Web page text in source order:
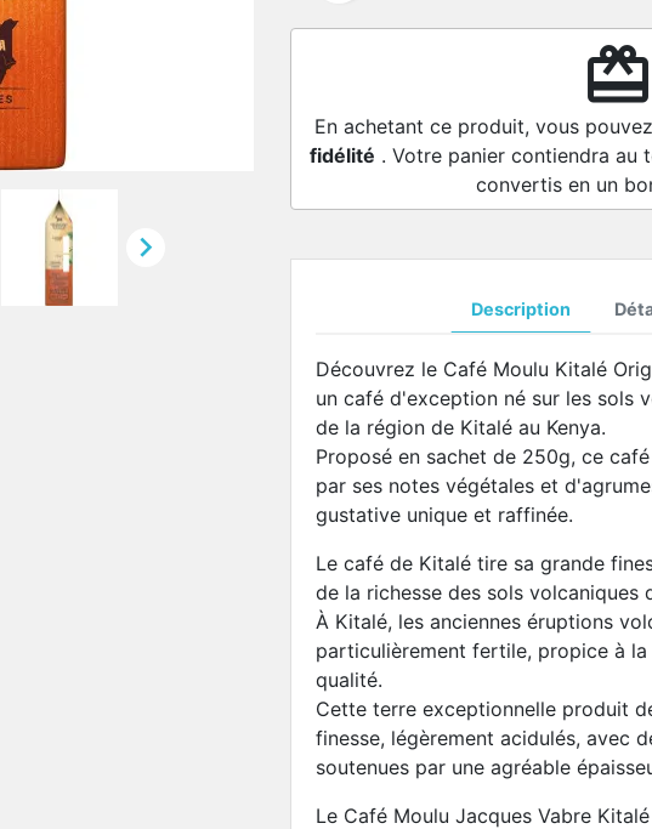

redeem
En achetant ce produit, vous
fidélité . Votre panier contiendra au
convertis en un
Description
Découvrez le Café Moulu Kitalé
un café d'exception né sur les sols
de la région de Kitalé au Kenya.
Proposé en sachet de 250g, ce
par ses notes végétales et
gustative unique et raffinée.
Le café de Kitalé tire sa grande
de la richesse des sols volcaniques
À Kitalé, les anciennes éruptions
particulièrement fertile, propice à
qualité.
Cette terre exceptionnelle produit
finesse, légèrement acidulés, avec
soutenues par une agréable
Le Café Moulu Jacques Vabre